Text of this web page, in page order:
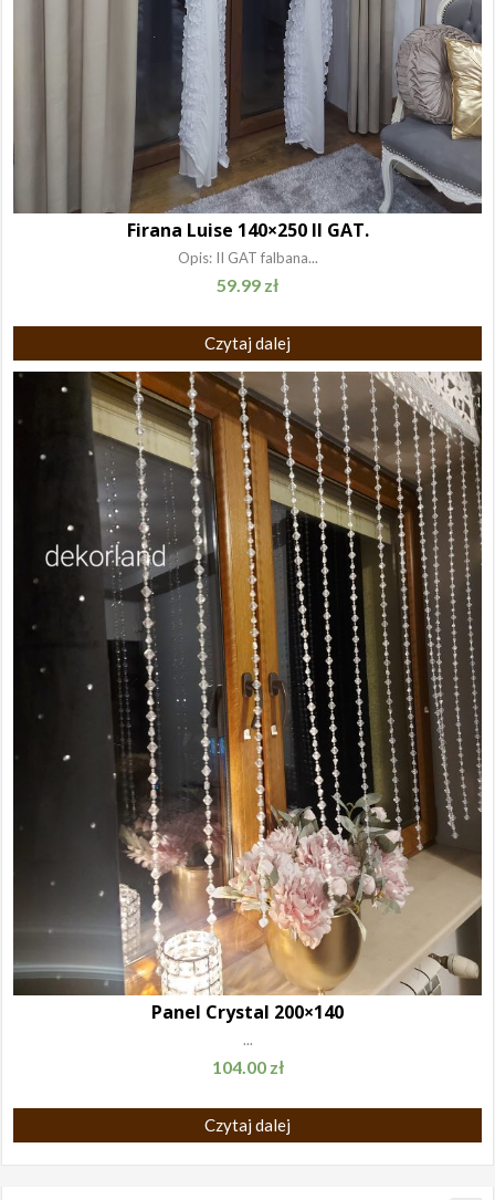
Firana Luise 140×250 II GAT.
Opis: II GAT falbana...
59.99 zł
Czytaj dalej
Panel Crystal 200×140
...
104.00 zł
Czytaj dalej